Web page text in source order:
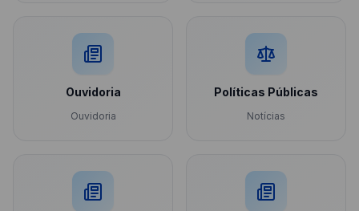
Ouvidoria
Ouvidoria
Políticas Públicas
Notícias